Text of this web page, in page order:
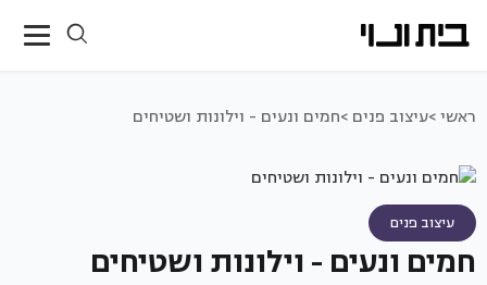
ראשי >עיצוב פנים >חמים ונעים - וילונות ושטיחים
עיצוב פנים
חמים ונעים - וילונות ושטיחים